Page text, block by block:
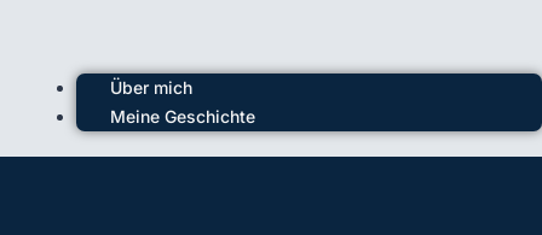
Über mich
Meine Geschichte